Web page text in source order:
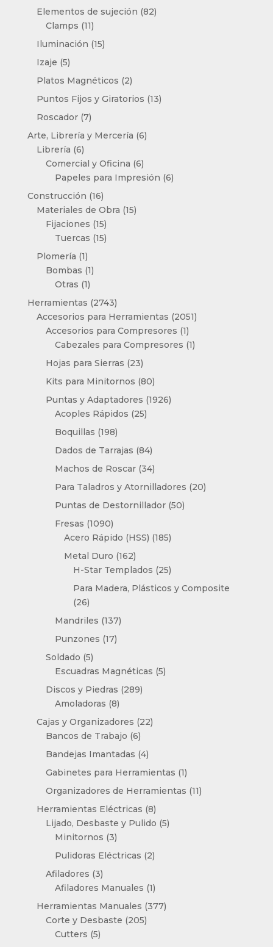
productos
Elementos de sujeción 8282
Clamps 1111
productos
Iluminación 1515
Izaje 55
productos
Platos Magnéticos 22
productos
Puntos Fijos y Giratorios 1313
Roscador 77
productos
Arte, Librería y Mercería 66
Librería 66
productos
Comercial y Oficina 66
productos
Papeles para Impresión 66
Construcción 1616
productos
Materiales de Obra 1515
Fijaciones 1515
productos
Tuercas 1515
Plomería 11
producto
Bombas 11
Otras 11
producto
Herramientas 27432743
productos
Accesorios para Herramientas 20512051
Accesorios para Compresores 11
producto
Cabezales para Compresores 11
Hojas para Sierras 2323
productos
Kits para Minitornos 8080
productos
Puntas y Adaptadores 19261926
Acoples Rápidos 2525
Boquillas 198198
productos
Dados de Tarrajas 8484
productos
Machos de Roscar 3434
productos
Para Taladros y Atornilladores 2020
Puntas de Destornillador 5050
Fresas 10901090
productos
Acero Rápido (HSS) 185185
Metal Duro 162162
productos
H-Star Templados 2525
productos
Para Madera, Plásticos y Composite
2626
productos
Mandriles 137137
Punzones 1717
Soldado 55
productos
Escuadras Magnéticas 55
Discos y Piedras 289289
Amoladoras 88
productos
Cajas y Organizadores 2222
Bancos de Trabajo 66
productos
Bandejas Imantadas 44
productos
Gabinetes para Herramientas 11
producto
Organizadores de Herramientas 1111
Herramientas Eléctricas 88
productos
Lijado, Desbaste y Pulido 55
Minitornos 33
productos
Pulidoras Eléctricas 22
Afiladores 33
productos
Afiladores Manuales 11
producto
Herramientas Manuales 377377
Corte y Desbaste 205205
Cutters 55